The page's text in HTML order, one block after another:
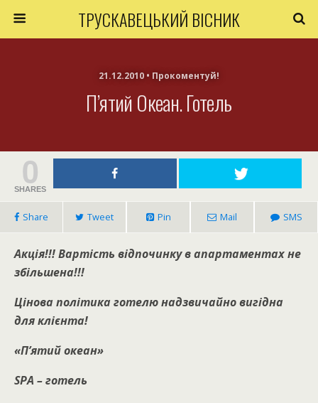
ТРУСКАВЕЦЬКИЙ ВІСНИК
21.12.2010 • Прокоментуй!
П’ятий Океан. Готель
0
SHARES
Share Tweet Pin Mail SMS
Акція!!!Вартість відпочинку в апартаментах не
збільшена!!!
Цінова політика готелю надзвичайно вигідна
для клієнта!
«П’ятий океан»
SPA – готель